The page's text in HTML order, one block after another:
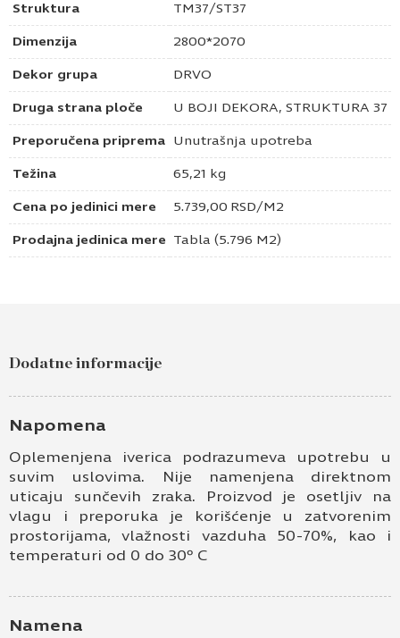
Struktura TM37/ST37
Dimenzija 2800*2070
Dekor grupa DRVO
Druga strana ploče U BOJI DEKORA, STRUKTURA 37
Preporučena priprema Unutrašnja upotreba
Težina 65,21 kg
Cena po jedinici mere 5.739,00 RSD/M2
Prodajna jedinica mere Tabla (5.796 M2)
Ime i prezime
Kontakt telefon
Dodatne informacije
Napomena
Oplemenjena iverica podrazumeva upotrebu u
suvim uslovima. Nije namenjena direktnom
uticaju sunčevih zraka. Proizvod je osetljiv na
vlagu i preporuka je korišćenje u zatvorenim
prostorijama, vlažnosti vazduha 50-70%, kao i
temperaturi od 0 do 30º C
Namena